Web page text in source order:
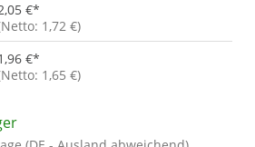
€*
1,72 €)
€*
1,65 €)